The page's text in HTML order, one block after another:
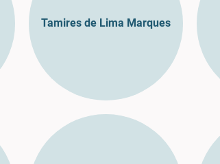
Tamires de Lima Marques